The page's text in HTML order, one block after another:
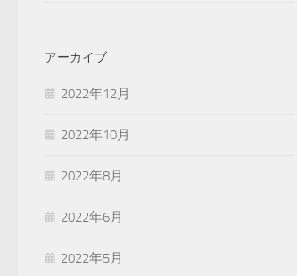
アーカイブ
2022年12月
2022年10月
2022年8月
2022年6月
2022年5月